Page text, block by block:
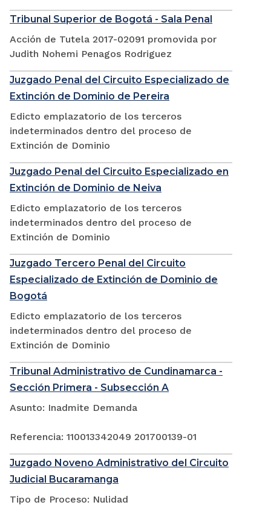
Tribunal Superior de Bogotá - Sala Penal
Acción de Tutela 2017-02091 promovida por
Judith Nohemi Penagos Rodriguez
Juzgado Penal del Circuito Especializado de
Extinción de Dominio de Pereira
Edicto emplazatorio de los terceros
indeterminados dentro del proceso de
Extinción de Dominio
Juzgado Penal del Circuito Especializado en
Extinción de Dominio de Neiva
Edicto emplazatorio de los terceros
indeterminados dentro del proceso de
Extinción de Dominio
Juzgado Tercero Penal del Circuito
Especializado de Extinción de Dominio de
Bogotá
Edicto emplazatorio de los terceros
indeterminados dentro del proceso de
Extinción de Dominio
Tribunal Administrativo de Cundinamarca -
Sección Primera - Subsección A
Asunto: Inadmite Demanda
Referencia: 110013342049 201700139-01
Juzgado Noveno Administrativo del Circuito
Judicial Bucaramanga
Tipo de Proceso: Nulidad